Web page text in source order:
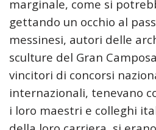
marginale, come si
gettando un occhio al
messinesi, autori delle
sculture del Gran
vincitori di concorsi
internazionali, tenevano
i loro maestri e colleghi